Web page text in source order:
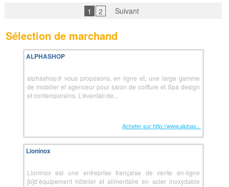
1 2 Suivant
Sélection de marchand
ALPHASHOP
alphashop.fr vous proposons, en ligne et, une large gamme
de mobilier et agenceur pour salon de coiffure et Spa design
et contemporains. L'éventail de...
Acheter sur http://www.alphas...
Lioninox
Lioninox est une entreprise française de vente en-ligne
[b]d’équipement hôtelier et alimentaire en acier inoxydable